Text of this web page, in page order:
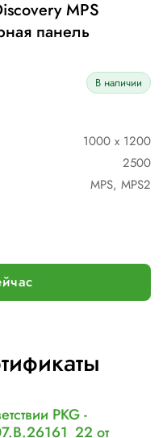
MPS
панель
В наличии
1000 х 1200
2500
MPS, MPS2
220 В
16
220В, 50Гц, 1Фаза
PKG -
от